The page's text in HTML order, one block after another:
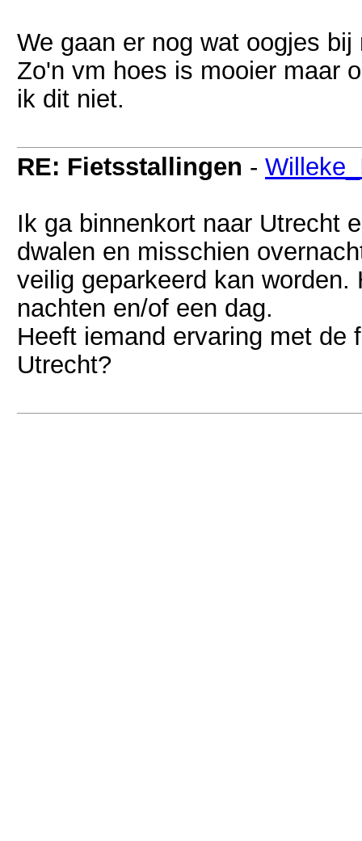
We gaan er nog wat oogjes
Zo'n vm hoes is mooier maar
ik dit niet.
RE: Fietsstallingen -
Ik ga binnenkort naar Utrecht
dwalen en misschien
veilig geparkeerd kan
nachten en/of een dag.
Heeft iemand ervaring met de
Utrecht?